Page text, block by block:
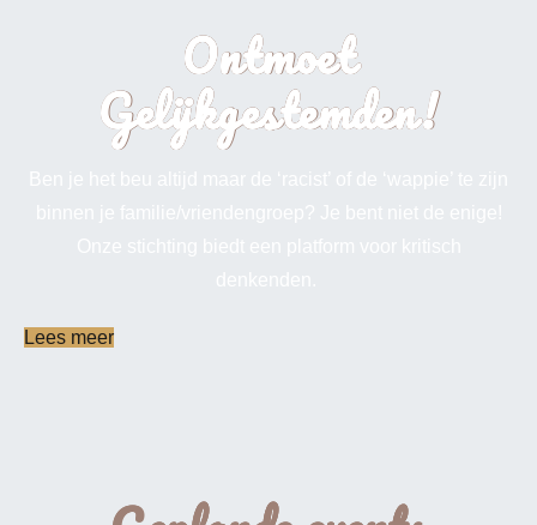
Ontmoet
Gelijkgestemden!
Lees meer